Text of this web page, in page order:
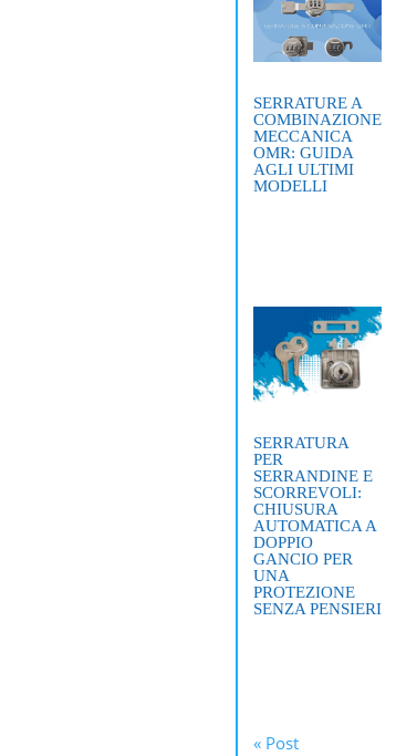
SERRATURE A
COMBINAZIONE
MECCANICA
OMR: GUIDA
AGLI ULTIMI
MODELLI
SERRATURA
PER
SERRANDINE E
SCORREVOLI:
CHIUSURA
AUTOMATICA A
DOPPIO
GANCIO PER
UNA
PROTEZIONE
SENZA PENSIERI
« Post